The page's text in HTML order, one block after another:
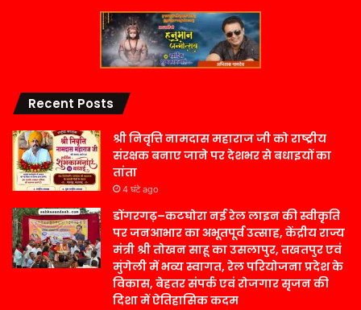
Recent Posts
श्री निवृत्ति नामदास महाराज जी को राष्ट्रीय
संरक्षक बनाए जाने पर देशभर से बधाइयों का
तांता
4 घंटे ago
डोंगरगढ़–कटघोरा नई रेल लाइन की स्वीकृति
पर जनआभार का अभूतपूर्व उत्साह, केंद्रीय राज्य
मंत्री श्री तोखन साहू का उसलापुर, तखतपुर एवं
मुंगेली में भव्य स्वागत, रेल परियोजना प्रदेश के
विकास, बेहतर संपर्क एवं रोजगार सृजन की
दिशा में ऐतिहासिक कदम